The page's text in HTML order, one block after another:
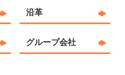
沿⾰
グループ会社